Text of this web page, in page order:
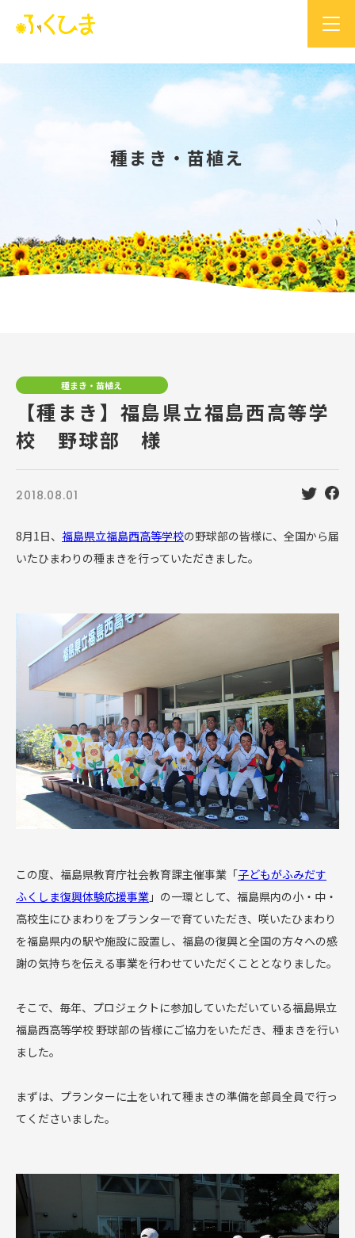
種まき・苗植え
種まき・苗植え
【種まき】福島県立福島西高等学
校 野球部 様
2018.08.01
8月1日、 福島県立福島西高等学校の野球部の皆様に、全国から届
いたひまわりの種まきを行っていただきました。
この度、福島県教育庁社会教育課主催事業「子どもがふみだす
ふくしま復興体験応援事業 」の一環として、福島県内の小・中・
高校生にひまわりをプランターで育ていただき、咲いたひまわり
を福島県内の駅や施設に設置し、福島の復興と全国の方々への感
謝の気持ちを伝える事業を行わせていただくこととなりました。
そこで、毎年、プロジェクトに参加していただいている福島県立
福島西高等学校 野球部の皆様にご協力をいただき、種まきを行い
ました。
まずは、プランターに土をいれて種まきの準備を部員全員で行っ
てくださいました。